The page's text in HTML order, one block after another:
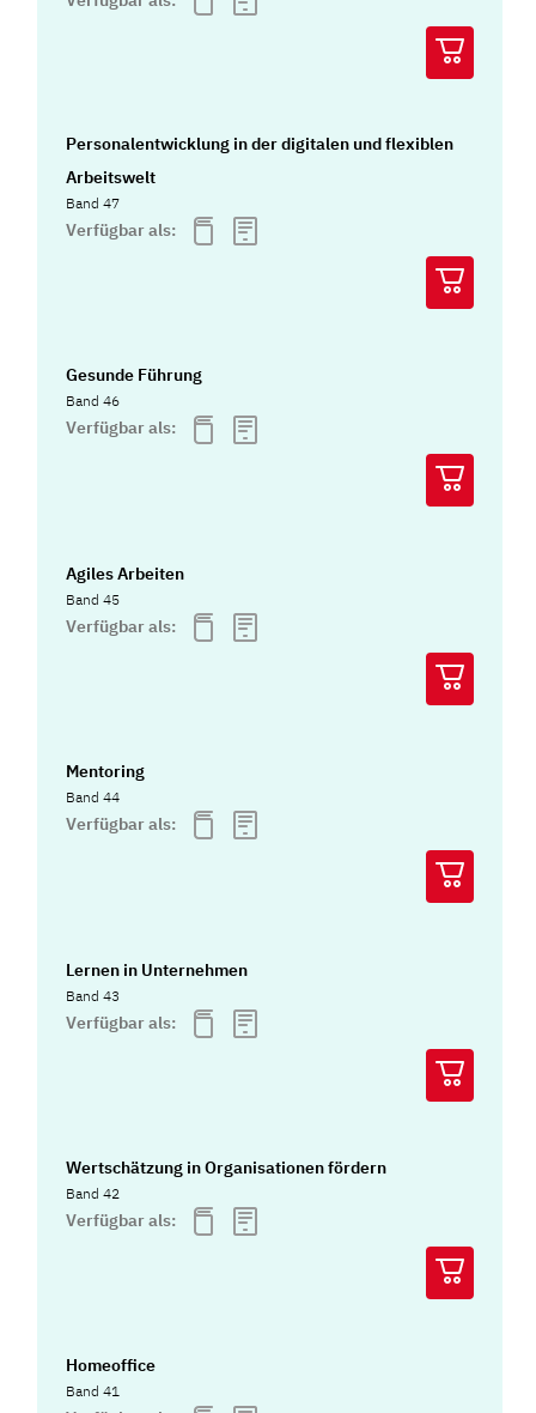
Personalentwicklung in der digitalen und flexiblen
Arbeitswelt
Band 47
Verfügbar als:
Gesunde Führung
Band 46
Verfügbar als:
Agiles Arbeiten
Band 45
Verfügbar als:
Mentoring
Band 44
Verfügbar als:
Lernen in Unternehmen
Band 43
Verfügbar als:
Wertschätzung in Organisationen fördern
Band 42
Verfügbar als:
Homeoffice
Band 41